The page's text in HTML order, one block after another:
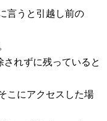
言うと引越し前の
れずに残っていると
こにアクセスした場